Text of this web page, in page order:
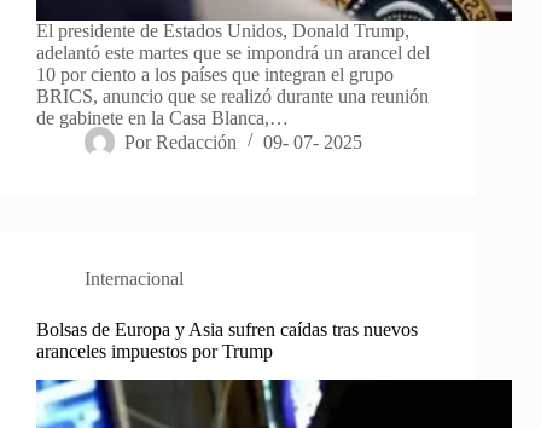
El presidente de Estados Unidos, Donald Trump,
adelantó este martes que se impondrá un arancel del
10 por ciento a los países que integran el grupo
BRICS, anuncio que se realizó durante una reunión
de gabinete en la Casa Blanca,…
Por Redacción 09- 07- 2025
Internacional
Bolsas de Europa y Asia sufren caídas tras nuevos
aranceles impuestos por Trump